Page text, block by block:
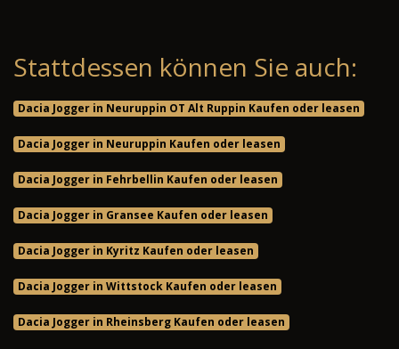
Stattdessen können Sie auch:
Dacia Jogger in Neuruppin OT Alt Ruppin Kaufen oder leasen
Dacia Jogger in Neuruppin Kaufen oder leasen
Dacia Jogger in Fehrbellin Kaufen oder leasen
Dacia Jogger in Gransee Kaufen oder leasen
Dacia Jogger in Kyritz Kaufen oder leasen
Dacia Jogger in Wittstock Kaufen oder leasen
Dacia Jogger in Rheinsberg Kaufen oder leasen